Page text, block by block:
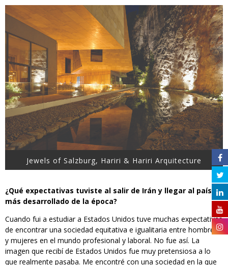
Jewels of Salzburg, Hariri & Hariri Arquitecture
¿Qué expectativas tuviste al salir de Irán y llegar al país
más desarrollado de la época?
Cuando fui a estudiar a Estados Unidos tuve muchas expectativas
de encontrar una sociedad equitativa e igualitaria entre hombres
y mujeres en el mundo profesional y laboral. No fue así. La
imagen que recibí de Estados Unidos fue muy pretensiosa a lo
que realmente pasaba. Me encontré con una sociedad en la que